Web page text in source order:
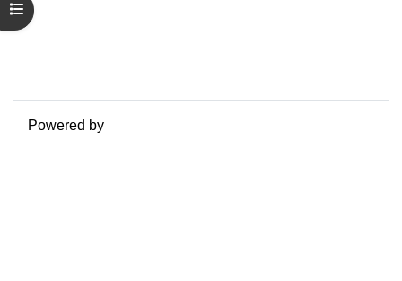
Apri indice del corso
Riepilogo della conservazione dei dati
Powered by